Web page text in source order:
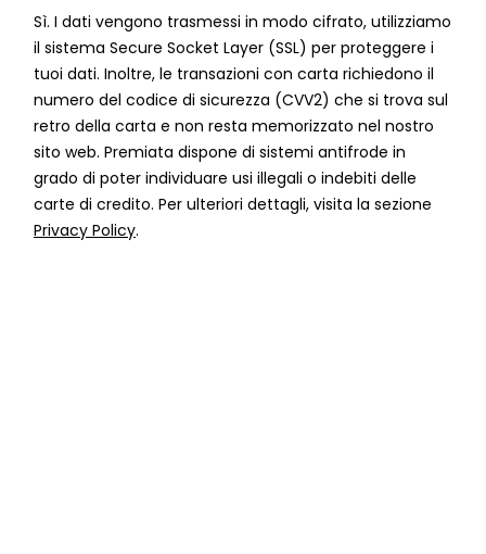
Sì. I dati vengono trasmessi in modo cifrato, utilizziamo
il sistema Secure Socket Layer (SSL) per proteggere i
tuoi dati. Inoltre, le transazioni con carta richiedono il
numero del codice di sicurezza (CVV2) che si trova sul
retro della carta e non resta memorizzato nel nostro
sito web. Premiata dispone di sistemi antifrode in
grado di poter individuare usi illegali o indebiti delle
carte di credito. Per ulteriori dettagli, visita la sezione
Privacy Policy.